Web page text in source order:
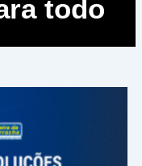
todo